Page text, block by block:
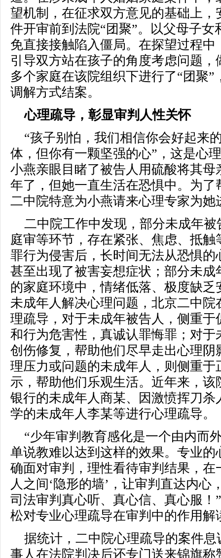
望机制，在征求双方意见的基础上
件开审前到法院“团聚”。以父母子
免直接接触陷入僵局。在探望过程
引导双方站在孩子的角度考虑问题
多个家庭在该院组织下进行了“团聚”
调解方式结案。
心理疏导，彰显审判人性关怀
“孩子别怕，我们相信你会好起来
体，但你有一颗坚强的心”，这是心
小燕亲眼目睹了被告人用硫酸将其
年了，但她一直生活在恐惧中。为
二中院特意为小燕请来心理专家为她
二中院工作中发现，部分未成年
庭审等环节，存在紧张、焦虑、抵
罪行为侵害后，长时间无法从恐惧
甚至出现了被害妄想症状；部分未
的家庭环境中，情绪低落、极度缺
未成年人解决心理问题，北京二中
理疏导，对于未成年被告人，侧重
和行为危害性，真诚认罪悔罪；对
创伤修复，帮助他们尽早走出心理
理压力或问题的未成年人，则侧重
示，帮助他们乐观生活。近年来，
银行的未成年人商某、因激愤挥刀
学的未成年人李某等进行心理疏导。
“少年审判教育感化是一个由内而
单说教难以达到这样的效果。专业
确面对审判，理性看待审判结果，
人之间‘隐形的墙’，让审判直达内
司法审判真心听、真心信、真心服
松对专业心理疏导在审判中的作用解
据统计，二中院心理疏导的案件
事人在法院判决后还专门送来锦旗称